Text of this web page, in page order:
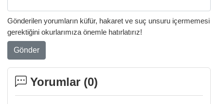
Gönderilen yorumların küfür, hakaret ve suç unsuru içermemesi
gerektiğini okurlarımıza önemle hatırlatırız!
Gönder
Yorumlar (0)